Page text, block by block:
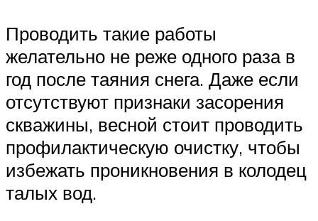
Проводить такие работы
желательно не реже одного раза в
год после таяния снега. Даже если
отсутствуют признаки засорения
скважины, весной стоит проводить
профилактическую очистку, чтобы
избежать проникновения в колодец
талых вод.